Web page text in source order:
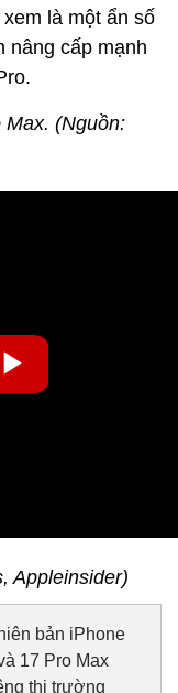
là một ẩn số
nâng cấp mạnh
Max. (Nguồn:
Appleinsider)
bản iPhone
17 Pro Max
thị trường